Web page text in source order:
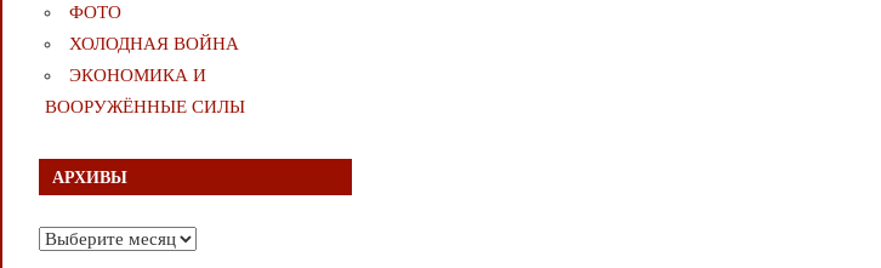
ФОТО
ХОЛОДНАЯ ВОЙНА
ЭКОНОМИКА И
ВООРУЖЁННЫЕ СИЛЫ
АРХИВЫ
Архивы